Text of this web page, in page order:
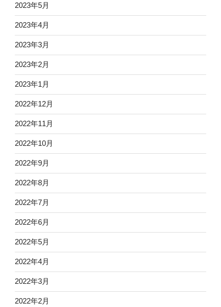
2023年5月
2023年4月
2023年3月
2023年2月
2023年1月
2022年12月
2022年11月
2022年10月
2022年9月
2022年8月
2022年7月
2022年6月
2022年5月
2022年4月
2022年3月
2022年2月